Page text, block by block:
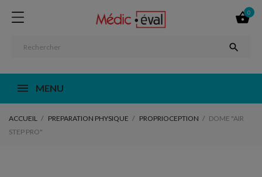

0

MENU
ACCUEIL PREPARATION PHYSIQUE PROPRIOCEPTION
DOME "AIR
STEP PRO"